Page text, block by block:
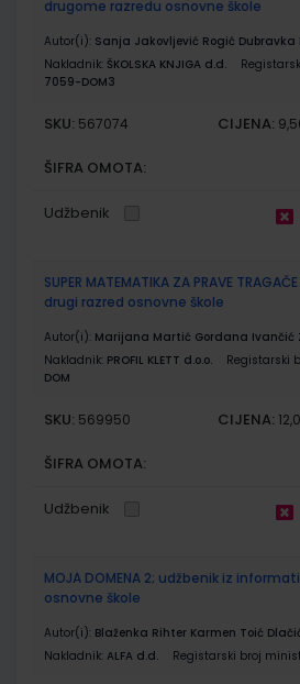
drugome razredu osnovne škole
Autor(i): Sanja Jakovljević Rogić
Nakladnik: ŠKOLSKA KNJIGA d.d.
7059-DOM3
SKU: 567074 CIJENA:
ŠIFRA OMOTA:
Udžbenik
SUPER MATEMATIKA ZA PRAVE
drugi razred osnovne škole
Autor(i): Marijana Martić Gordana Ivančić
Nakladnik: PROFIL KLETT d.o.o. Registarski
DOM
SKU: 569950 CIJENA:
ŠIFRA OMOTA:
Udžbenik
MOJA DOMENA 2; udžbenik iz
osnovne škole
Autor(i): Blaženka Rihter Karmen Toić
Nakladnik: ALFA d.d. Registarski broj